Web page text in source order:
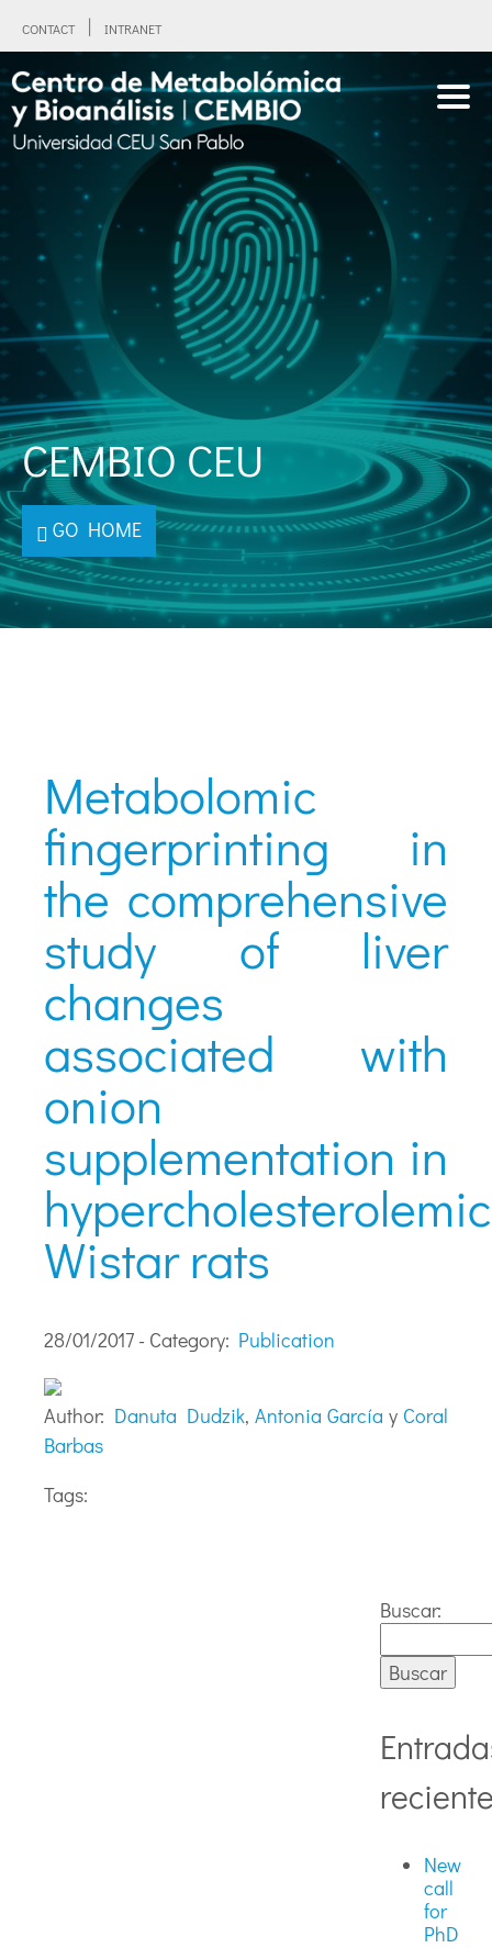
CONTACT INTRANET
CEMBIO CEU
GO HOME
Metabolomic
fingerprinting in
the comprehensive
study of liver
changes
associated with
onion
supplementation in
hypercholesterolemic
Wistar rats
28/01/2017 - Category: Publication
Author: Danuta Dudzik,Antonia García y Coral
Barbas
Tags:
Buscar:
New
call
for
PhD